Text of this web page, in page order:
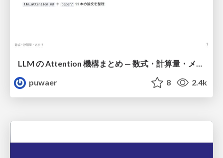
LLM の Attention 機構まとめ — 数式・計算量・メモリ
puwaer
8 2.4k